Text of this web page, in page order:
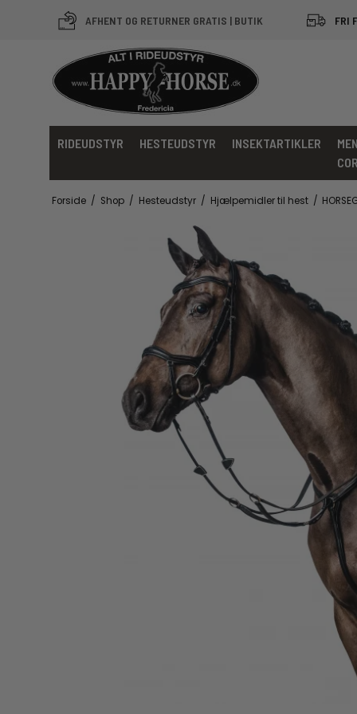
AFHENT OG RETURNER GRATIS | BUTIK FRI
RIDEUDSTYR HESTEUDSTYR INSEKTARTIKLER
Forside / Shop / Hesteudstyr / Hjælpemidler til hest /